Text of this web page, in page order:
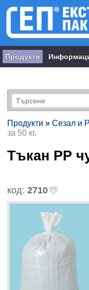
Продукти
Продукти » Сезал и
за 50 кг.
Тъкан PP
код: 2710